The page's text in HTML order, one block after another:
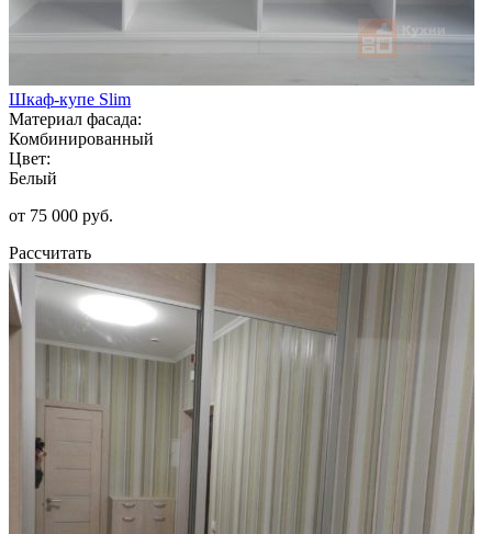
Шкаф-купе Slim
Материал фасада:
Комбинированный
Цвет:
Белый
от 75 000 руб.
Рассчитать